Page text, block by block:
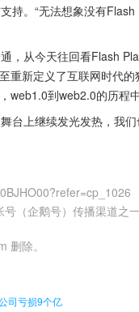
持。“无法想象没有
，从今天往回看Flash
重新定义了互联网时代
到web2.0的历程
台上继续发光发热，我
（企鹅号）传播渠道之
删除。
司亏损9个亿